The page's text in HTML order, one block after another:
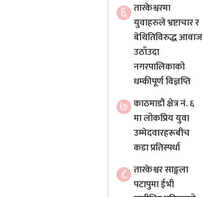
६ तारकेश्वरमा
युवाहरुले भ्रष्टाचार र
बेथितिविरुद्ध आवाज
उठाँउदा
नगरपालिकाको
धम्कीपूर्ण विज्ञप्ति
७ काठमाडौं क्षेत्र नं. ६
मा लोकप्रिय युवा
उम्मेदवारहरूबीच
कडा प्रतिस्पर्धा
८ तारकेश्वर साङ्गला
पटापुमा ईभी